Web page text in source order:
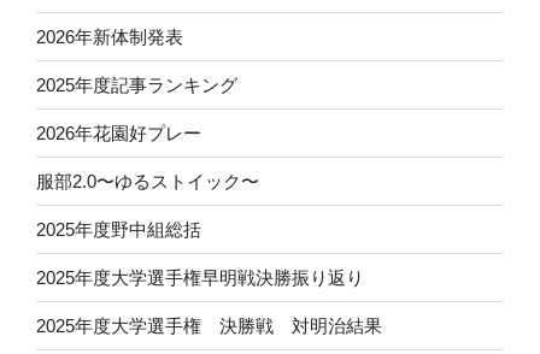
2026年新体制発表
2025年度記事ランキング
2026年花園好プレー
服部2.0〜ゆるストイック〜
2025年度野中組総括
2025年度大学選手権早明戦決勝振り返り
2025年度大学選手権 決勝戦 対明治結果